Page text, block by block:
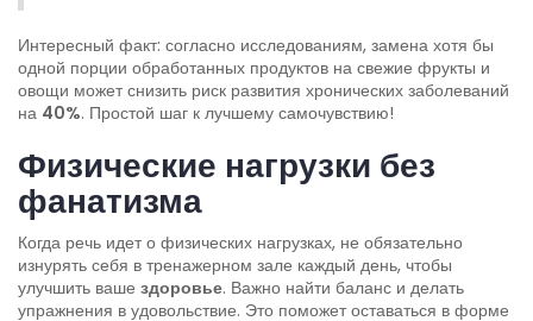
Интересный факт: согласно исследованиям, замена хотя бы
одной порции обработанных продуктов на свежие фрукты и
овощи может снизить риск развития хронических заболеваний
на 40%. Простой шаг к лучшему самочувствию!
Физические нагрузки без
фанатизма
Когда речь идет о физических нагрузках, не обязательно
изнурять себя в тренажерном зале каждый день, чтобы
улучшить ваше здоровье. Важно найти баланс и делать
упражнения в удовольствие. Это поможет оставаться в форме